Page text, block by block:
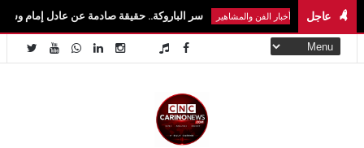
عاجل
أخبار الفن والمشاهير سر الباروكة.. حقيقة صادمة عن عادل إمام وسمير غانم ونجوم